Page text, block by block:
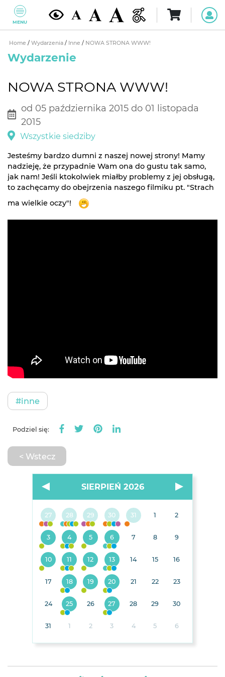
MENU
Home / Wydarzenia / Inne / NOWA STRONA WWW!
Wydarzenie
NOWA STRONA WWW!
od 05 października 2015 do 01 listopada
2015
Wszystkie siedziby
Jesteśmy bardzo dumni z naszej nowej strony! Mamy
nadzieję, że przypadnie Wam ona do gustu tak samo,
jak nam! Jeśli ktokolwiek miałby problemy z jej obsługą,
to zachęcamy do obejrzenia naszego filmiku pt. "Strach
ma wielkie oczy"!
#inne
Podziel się:
< Wstecz
SIERPIEŃ 2026
27 28 29 30 31 1 2
3 4 5 6 7 8 9
10 11 12 13 14 15 16
17 18 19 20 21 22 23
24 25 26 27 28 29 30
31 1 2 3 4 5 6